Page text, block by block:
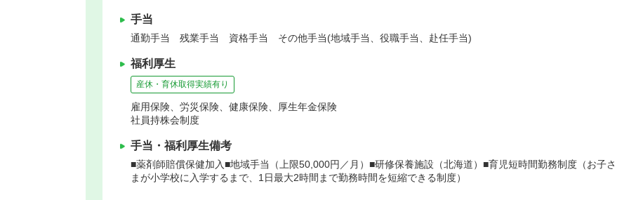
手当
通勤手当 残業手当 資格手当 その他手当(地域手当、役職手当、赴任手当)
福利厚生
産休・育休取得実績有り
雇用保険、労災保険、健康保険、厚生年金保険
社員持株会制度
手当・福利厚生備考
■薬剤師賠償保健加入■地域手当（上限50,000円／月）■研修保養施設（北海道）■育児短時間勤務制度（お子さ
まが小学校に入学するまで、1日最大2時間まで勤務時間を短縮できる制度）